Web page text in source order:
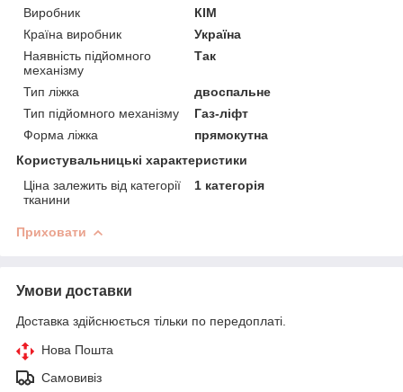
Виробник
КІМ
Країна виробник
Україна
Наявність підйомного
механізму
Так
Тип ліжка
двоспальне
Тип підйомного механізму
Газ-ліфт
Форма ліжка
прямокутна
Користувальницькі характеристики
Ціна залежить від категорії
тканини
1 категорія
Приховати
Умови доставки
Доставка здійснюється тільки по передоплаті.
Нова Пошта
Самовивіз